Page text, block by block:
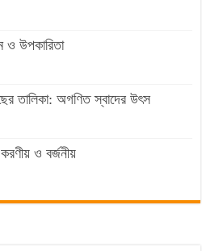
ও উপকারিতা
তালিকা: অগণিত স্বাদের উৎস
ও বর্জনীয়